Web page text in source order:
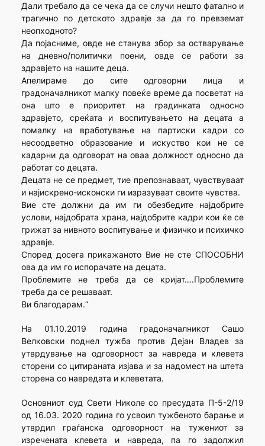
Дали требало да се чека да се случи нешто фатално и
трагично по детското здравје за да го превземат
неопходното?
Да појасниме, овде не станува збор за остварување
на дневно/политички поени, овде се работи за
здравјето на нашите деца.
Апелираме до сите одговорни лица и
градоначалникот малку повеќе време да посветат на
она што е приоритет на градинката односно
здравјето, среќата и воспитувањето на децата а
помалку на вработување на партиски кадри со
несоодветно образование и искуство кои не се
кадарни да одговорат на оваа должност односно да
работат со децата.
Децата не се предмет, тие препознаваат, чувствуваат
и најискрено-исконски ги изразуваат своите чувства.
Вие сте должни да им ги обезбедите најдобрите
услови, најдобрата храна, најдобрите кадри кои ќе се
грижат за нивното воспитување и физичко и психичко
здравје.
Според досега прикажаното Вие не сте СПОСОБНИ
ова да им го испорачате на децата.
Проблемите не треба да се кријат….Проблемите
треба да се решаваат.
Ви благодарам.“
На 01.10.2019 година градоначалникот Сашо
Велковски поднел тужба против Дејан Владев за
утврдување на одговорност за навреда и клевета
сторени со цитираната изјава и за надомест на штета
сторена со навредата и клеветата.
Основниот суд Свети Николе со пресудата П-5-2/19
од 16.03. 2020 година го усвоил тужбеното барање и
утврдил граѓанска одговорност на тужениот за
изречената клевета и навреда, па го задолжил